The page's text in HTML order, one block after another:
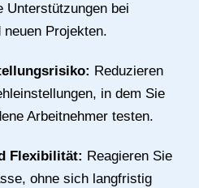
Unterstützungen bei
Projekten.
Reduzieren
in dem Sie
Arbeitnehmer testen.
Flexibilität: Reagieren Sie
ohne sich langfristig